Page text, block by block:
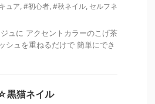
ュア, #初心者, #秋ネイル, セルフネ
ュに アクセントカラーのこげ茶
シュを重ねるだけで 簡単にでき
黒猫ネイル